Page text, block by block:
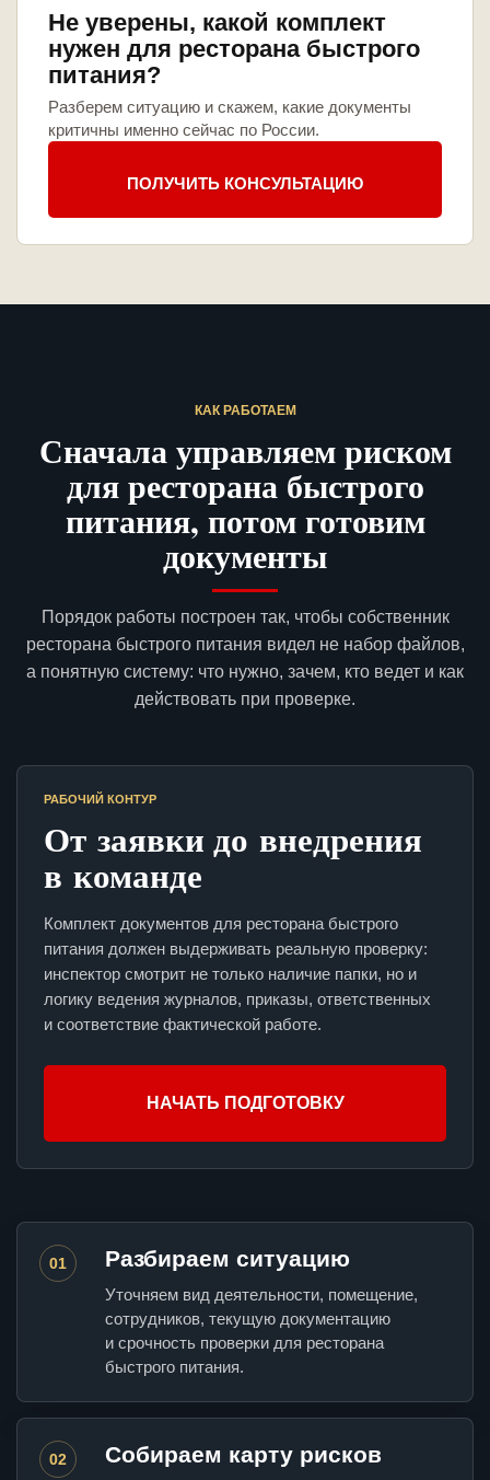
Не уверены, какой комплект
нужен для ресторана быстрого
питания?
Разберем ситуацию и скажем, какие документы
критичны именно сейчас по России.
ПОЛУЧИТЬ КОНСУЛЬТАЦИЮ
КАК РАБОТАЕМ
Сначала управляем риском
для ресторана быстрого
питания, потом готовим
документы
Порядок работы построен так, чтобы собственник
ресторана быстрого питания видел не набор файлов,
а понятную систему: что нужно, зачем, кто ведет и как
действовать при проверке.
РАБОЧИЙ КОНТУР
От заявки до внедрения
в команде
Комплект документов для ресторана быстрого
питания должен выдерживать реальную проверку:
инспектор смотрит не только наличие папки, но и
логику ведения журналов, приказы, ответственных
и соответствие фактической работе.
НАЧАТЬ ПОДГОТОВКУ
01 Разбираем ситуацию
Уточняем вид деятельности, помещение,
сотрудников, текущую документацию
и срочность проверки для ресторана
быстрого питания.
02 Собираем карту рисков